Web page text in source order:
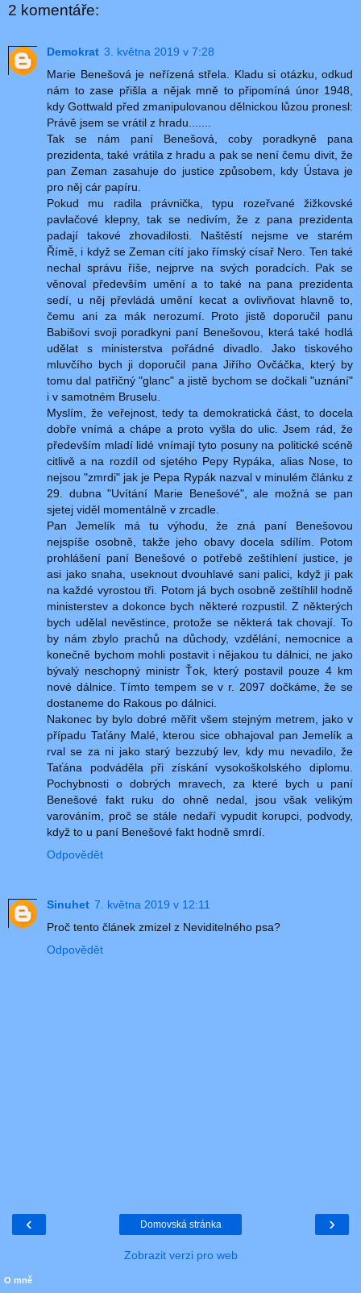
2 komentáře:
Demokrat 3. května 2019 v 7:28
Marie Benešová je neřízená střela. Kladu si otázku, odkud
nám to zase přišla a nějak mně to připomíná únor 1948,
kdy Gottwald před zmanipulovanou dělnickou lůzou pronesl:
Právě jsem se vrátil z hradu.......
Tak se nám paní Benešová, coby poradkyně pana
prezidenta, také vrátila z hradu a pak se není čemu divit, že
pan Zeman zasahuje do justice způsobem, kdy Ústava je
pro něj cár papíru.
Pokud mu radila právnička, typu rozeřvané žižkovské
pavlačové klepny, tak se nedivím, že z pana prezidenta
padají takové zhovadilosti. Naštěstí nejsme ve starém
Římě, i když se Zeman cítí jako římský císař Nero. Ten také
nechal správu říše, nejprve na svých poradcích. Pak se
věnoval především umění a to také na pana prezidenta
sedí, u něj převládá umění kecat a ovlivňovat hlavně to,
čemu ani za mák nerozumí. Proto jistě doporučil panu
Babišovi svoji poradkyni paní Benešovou, která také hodlá
udělat s ministerstva pořádné divadlo. Jako tiskového
mluvčího bych ji doporučil pana Jiřího Ovčáčka, který by
tomu dal patřičný "glanc" a jistě bychom se dočkali "uznání"
i v samotném Bruselu.
Myslím, že veřejnost, tedy ta demokratická část, to docela
dobře vnímá a chápe a proto vyšla do ulic. Jsem rád, že
především mladí lidé vnímají tyto posuny na politické scéně
citlivě a na rozdíl od sjetého Pepy Rypáka, alias Nose, to
nejsou "zmrdi" jak je Pepa Rypák nazval v minulém článku z
29. dubna "Uvítání Marie Benešové", ale možná se pan
sjetej viděl momentálně v zrcadle.
Pan Jemelík má tu výhodu, že zná paní Benešovou
nejspíše osobně, takže jeho obavy docela sdílím. Potom
prohlášení paní Benešové o potřebě zeštíhlení justice, je
asi jako snaha, useknout dvouhlavé sani palici, když ji pak
na každé vyrostou tři. Potom já bych osobně zeštíhlil hodně
ministerstev a dokonce bych některé rozpustil. Z některých
bych udělal nevěstince, protože se některá tak chovají. To
by nám zbylo prachů na důchody, vzdělání, nemocnice a
konečně bychom mohli postavit i nějakou tu dálnici, ne jako
bývalý neschopný ministr Ťok, který postavil pouze 4 km
nové dálnice. Tímto tempem se v r. 2097 dočkáme, že se
dostaneme do Rakous po dálnici.
Nakonec by bylo dobré měřit všem stejným metrem, jako v
případu Taťány Malé, kterou sice obhajoval pan Jemelík a
rval se za ni jako starý bezzubý lev, kdy mu nevadilo, že
Taťána podváděla při získání vysokoškolského diplomu.
Pochybnosti o dobrých mravech, za které bych u paní
Benešové fakt ruku do ohně nedal, jsou však velikým
varováním, proč se stále nedaří vypudit korupci, podvody,
když to u paní Benešové fakt hodně smrdí.
Odpovědět
Sinuhet 7. května 2019 v 12:11
Proč tento článek zmizel z Neviditelného psa?
Odpovědět
‹ ›
Domovská stránka
Zobrazit verzi pro web
O mně